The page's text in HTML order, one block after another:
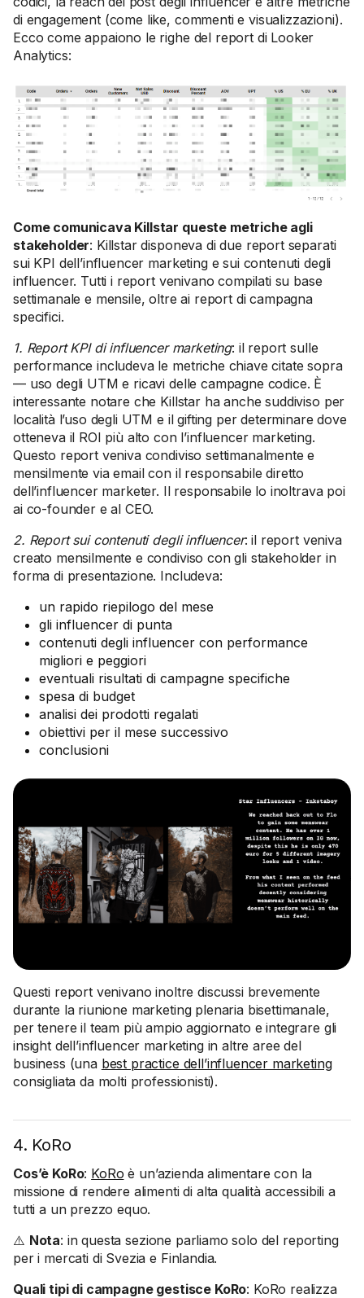
di engagement (come like, commenti e visualizzazioni).
Ecco come appaiono le righe del report di Looker
Analytics:
Come comunicava Killstar queste metriche agli
stakeholder: Killstar disponeva di due report separati
sui KPI dell’influencer marketing e sui contenuti degli
influencer. Tutti i report venivano compilati su base
settimanale e mensile, oltre ai report di campagna
specifici.
1. Report KPI di influencer marketing: il report sulle
performance includeva le metriche chiave citate sopra
— uso degli UTM e ricavi delle campagne codice. È
interessante notare che Killstar ha anche suddiviso per
località l’uso degli UTM e il gifting per determinare dove
otteneva il ROI più alto con l’influencer marketing.
Questo report veniva condiviso settimanalmente e
mensilmente via email con il responsabile diretto
dell’influencer marketer. Il responsabile lo inoltrava poi
ai co-founder e al CEO.
2. Report sui contenuti degli influencer: il report veniva
creato mensilmente e condiviso con gli stakeholder in
forma di presentazione. Includeva:
un rapido riepilogo del mese
gli influencer di punta
contenuti degli influencer con performance
migliori e peggiori
eventuali risultati di campagne specifiche
spesa di budget
analisi dei prodotti regalati
obiettivi per il mese successivo
conclusioni
Questi report venivano inoltre discussi brevemente
durante la riunione marketing plenaria bisettimanale,
per tenere il team più ampio aggiornato e integrare gli
insight dell’influencer marketing in altre aree del
business (una best practice dell’influencer marketing
consigliata da molti professionisti).
4. KoRo
Cos’è KoRo: KoRo è un’azienda alimentare con la
missione di rendere alimenti di alta qualità accessibili a
tutti a un prezzo equo.
⚠️ Nota: in questa sezione parliamo solo del reporting
per i mercati di Svezia e Finlandia.
Quali tipi di campagne gestisce KoRo: KoRo realizza